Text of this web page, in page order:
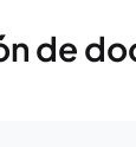
de